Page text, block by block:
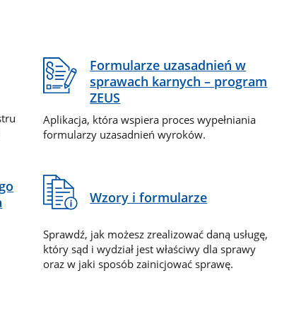
Formularze uzasadnień w
sprawach karnych – program
ZEUS
Aplikacja, która wspiera proces wypełniania
formularzy uzasadnień wyroków.
Wzory i formularze
Sprawdź, jak możesz zrealizować daną usługę,
który sąd i wydział jest właściwy dla sprawy
oraz w jaki sposób zainicjować sprawę.